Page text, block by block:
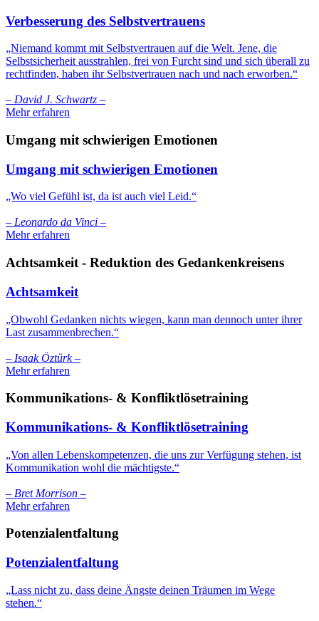
Verbesserung des Selbstvertrauens
„Niemand kommt mit Selbstvertrauen auf die Welt. Jene, die
Selbstsicherheit ausstrahlen, frei von Furcht sind und sich überall zu
rechtfinden, haben ihr Selbstvertrauen nach und nach erworben.“
– David J. Schwartz –
Mehr erfahren
Umgang mit schwierigen Emotionen
Umgang mit schwierigen Emotionen
„Wo viel Gefühl ist, da ist auch viel Leid.“
– Leonardo da Vinci –
Mehr erfahren
Achtsamkeit - Reduktion des Gedankenkreisens
Achtsamkeit
„Obwohl Gedanken nichts wiegen, kann man dennoch unter ihrer
Last zusammenbrechen.“
– Isaak Öztürk –
Mehr erfahren
Kommunikations- & Konfliktlösetraining
Kommunikations- & Konfliktlösetraining
„Von allen Lebenskompetenzen, die uns zur Verfügung stehen, ist
Kommunikation wohl die mächtigste.“
– Bret Morrison –
Mehr erfahren
Potenzialentfaltung
Potenzialentfaltung
„Lass nicht zu, dass deine Ängste deinen Träumen im Wege
stehen.“